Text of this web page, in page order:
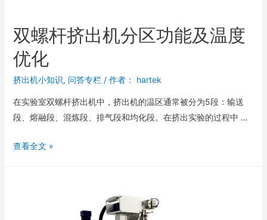
双螺杆挤出机分区功能及温度
优化
挤出机小知识, 问答专栏/ 作者： hartek
在实验室双螺杆挤出机中，挤出机的温区通常被分为5段：输送
段、熔融段、混炼段、排气段和均化段。在挤出实验的过程中 …
查看全文 »